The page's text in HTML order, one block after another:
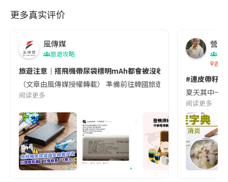
更多真实评价
風傳媒
旅遊攻略
旅遊注意｜搭飛機帶尿袋標明mAh都會被沒收😱出發前切記檢查
（文章由風傳媒授權轉載） 準備前往韓國旅遊的民眾，近期要
阅读更多
營養
香港
#連皮帶籽
夏天其中一
阅读更多